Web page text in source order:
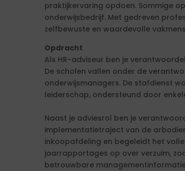
praktijkervaring opdoen. Sommige
onderwijsbedrijf. Met gedreven
zelfbewuste en waardevolle
Opdracht
Als HR-adviseur ben je
De scholen vallen onder de
onderwijsmanagers. De stafdienst
leiderschap, ondersteund door
Naast je adviesrol ben je
implementatietraject van de
inkoopafdeling en begeleidt het
jaarrapportages op over verzuim,
betrouwbare